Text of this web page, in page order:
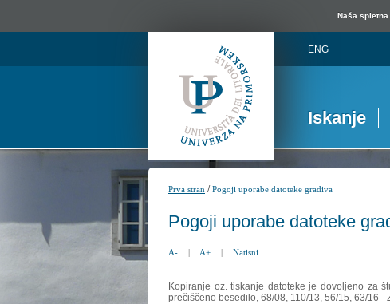
Naša
ENG
Iskanje
Prva stran /Pogoji uporabe datoteke gradiva
Pogoji uporabe datoteke
A- | A+ | Natisni
Kopiranje oz. tiskanje datoteke je dovoljeno za
prečiščeno besedilo, 68/08, 110/13, 56/15, 63/16 -